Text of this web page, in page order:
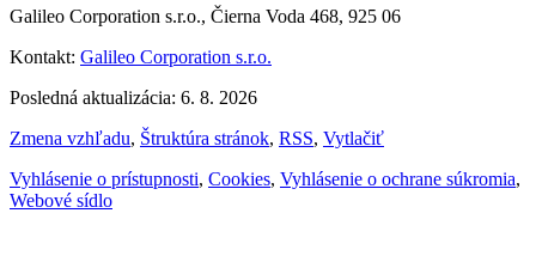
Galileo Corporation s.r.o., Čierna Voda 468, 925 06
Kontakt: Galileo Corporation s.r.o.
Posledná aktualizácia: 6. 8. 2026
Zmena vzhľadu, Štruktúra stránok, RSS, Vytlačiť
Vyhlásenie o prístupnosti, Cookies, Vyhlásenie o ochrane súkromia,
Webové sídlo